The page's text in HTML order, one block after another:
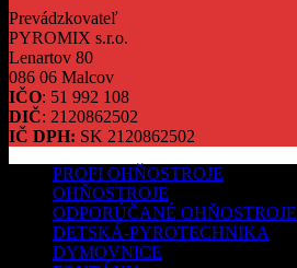
Prevádzkovateľ
PYROMIX s.r.o.
Lenartov 80
086 06 Malcov
IČO: 51 992 108
DIČ: 2120862502
IČ DPH: SK 2120862502
PROFI OHŇOSTROJE
OHŇOSTROJE
ODPORÚČANÉ OHŇOSTROJE
DETSKÁ-PYROTECHNIKA
DYMOVNICE